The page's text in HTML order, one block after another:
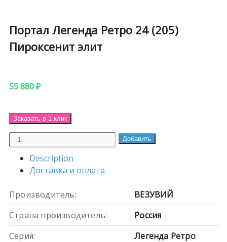
Портал Легенда Ретро 24 (205)
Пироксенит элит
55 880₽
Заказать в 1 клик
Портал
Легенда
Ретро
Пироксенит
элит
quantity
Добавить
Description
Доставка и оплата
Производитель:
ВЕЗУВИЙ
Страна производитель:
Россия
Серия:
Легенда Ретро